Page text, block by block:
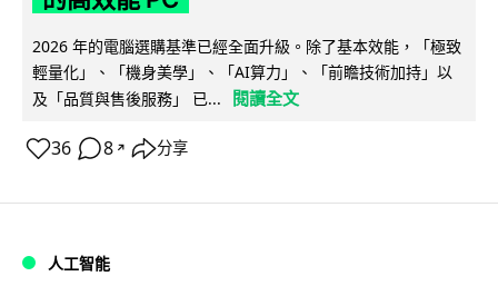
2026 年的電腦選購基準已經全面升級。除了基本效能，「極致
輕量化」、「機身美學」、「AI算力」、「前瞻技術加持」以
及「品質與售後服務」 已...
閱讀全文
36 8 ↗ 分享
人工智能